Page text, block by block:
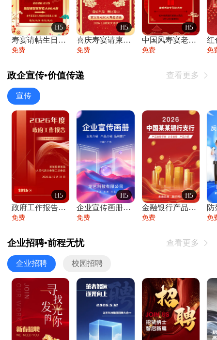
H5
寿宴请帖生日宴邀请函老人寿星生日快乐祝寿
免费
H5
喜庆寿宴请柬老人生日宴会邀请函请柬过大寿
免费
H5
中国风寿宴老人生日宴会邀请函寿宴请帖请柬
免费 免
政企宣传•价值传递 查看更多 
宣传
H5
政府工作报告政府年终工作总结
免费
H5
企业宣传画册公司简介产品介绍业务宣传手册
免费
H5
金融银行产品宣传手册企业宣传产品介绍
免费
防
免
企业招聘•前程无忧 查看更多 
企业招聘 校园招聘